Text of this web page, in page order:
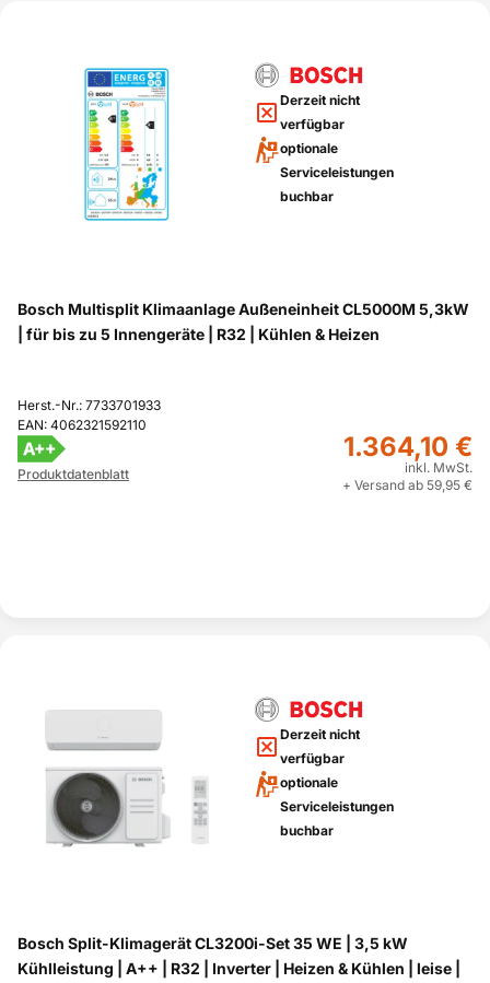
Derzeit nicht
verfügbar
optionale
Serviceleistungen
buchbar
Bosch Multisplit Klimaanlage Außeneinheit CL5000M 5,3kW
| für bis zu 5 Innengeräte | R32 | Kühlen & Heizen
Herst.-Nr.: 7733701933
EAN: 4062321592110
A++
Produktdatenblatt
1.364,10 €
inkl. MwSt.
+ Versand ab 59,95 €
Derzeit nicht
verfügbar
optionale
Serviceleistungen
buchbar
Bosch Split-Klimagerät CL3200i-Set 35 WE | 3,5 kW
Kühlleistung | A++ | R32 | Inverter | Heizen & Kühlen | leise |